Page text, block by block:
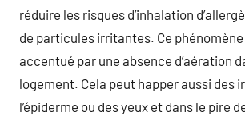
réduire les risques d’inhalation
de particules irritantes. Ce
accentué par une absence d’aération
logement. Cela peut happer aussi des
l’épiderme ou des yeux et dans le pire